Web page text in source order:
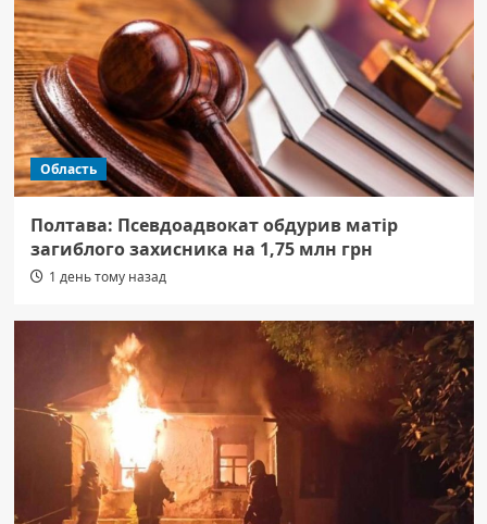
Область
Полтава: Псевдоадвокат обдурив матір
загиблого захисника на 1,75 млн грн
1 день тому назад